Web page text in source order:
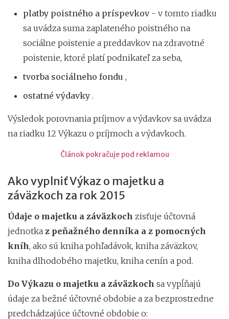
platby poistného a príspevkov- v tomto riadku
sa uvádza suma zaplateného poistného na
sociálne poistenie a preddavkov na zdravotné
poistenie, ktoré platí podnikateľ za seba,
tvorba sociálneho fondu ,
ostatné výdavky .
Výsledok porovnania príjmov a výdavkov sa uvádza
na riadku 12 Výkazu o príjmoch a výdavkoch.
Článok pokračuje pod reklamou
Ako vyplniť Výkaz o majetku a
záväzkoch za rok 2015
Údaje o majetku a záväzkoch zisťuje účtovná
jednotka z peňažného denníka a z pomocných
kníh, ako sú kniha pohľadávok, kniha záväzkov,
kniha dlhodobého majetku, kniha cenín a pod.
Do Výkazu o majetku a záväzkoch sa vypĺňajú
údaje za bežné účtovné obdobie a za bezprostredne
predchádzajúce účtovné obdobie o: